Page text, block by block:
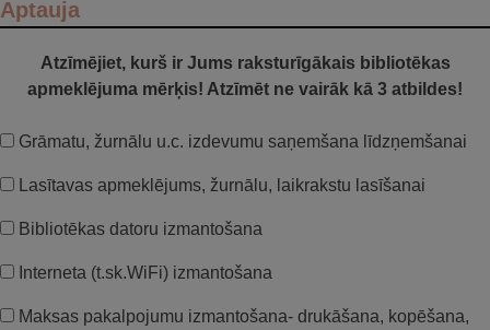
Aptauja
Atzīmējiet, kurš ir Jums raksturīgākais bibliotēkas
apmeklējuma mērķis! Atzīmēt ne vairāk kā 3 atbildes!
Grāmatu, žurnālu u.c. izdevumu saņemšana līdzņemšanai
Lasītavas apmeklējums, žurnālu, laikrakstu lasīšanai
Bibliotēkas datoru izmantošana
Interneta (t.sk.WiFi) izmantošana
Maksas pakalpojumu izmantošana- drukāšana, kopēšana,